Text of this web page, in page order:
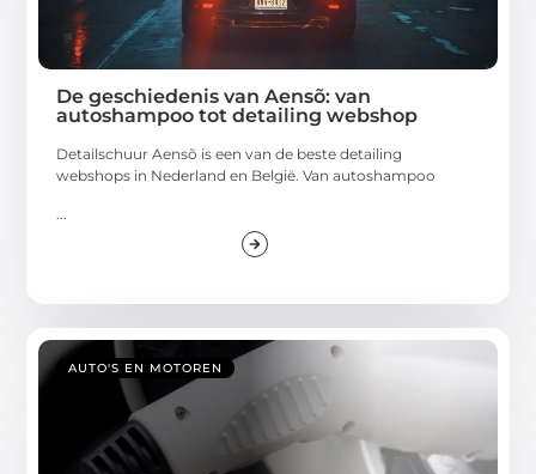
De geschiedenis van Aensõ: van
autoshampoo tot detailing webshop
Detailschuur Aensõ is een van de beste detailing
webshops in Nederland en België. Van autoshampoo
...
AUTO'S EN MOTOREN